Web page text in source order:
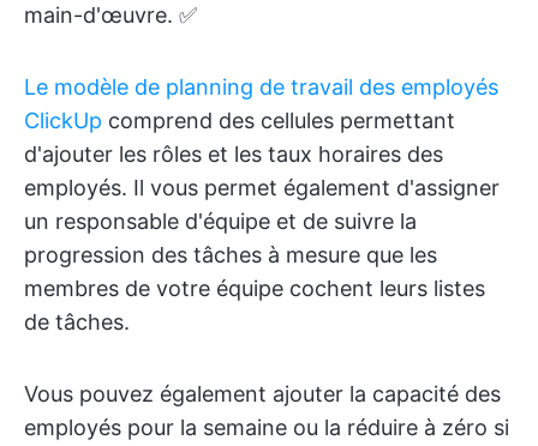
main-d'œuvre. ✅
Le modèle de planning de travail des employés
ClickUp comprend des cellules permettant
d'ajouter les rôles et les taux horaires des
employés. Il vous permet également d'assigner
un responsable d'équipe et de suivre la
progression des tâches à mesure que les
membres de votre équipe cochent leurs listes
de tâches.
Vous pouvez également ajouter la capacité des
employés pour la semaine ou la réduire à zéro si